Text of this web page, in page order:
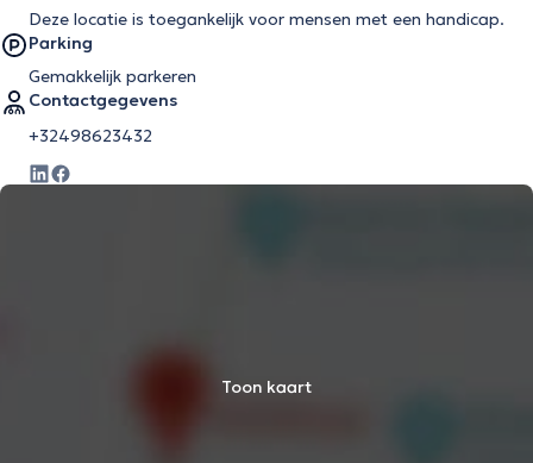
Deze locatie is toegankelijk voor mensen met een handicap.
Parking
Gemakkelijk parkeren
Contactgegevens
+32498623432
Toon kaart